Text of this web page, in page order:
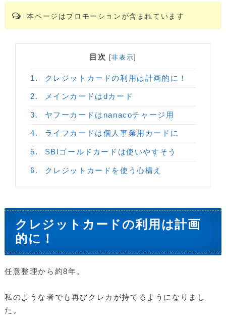
本ページはプロモーションが含まれています
目次 [非表示]
1. クレジットカードの利用は計画的に！
2. メインカードはdカード
3. ヤフーカードはnanacoチャージ用
4. ライフカードは個人事業用カードに
5. SBIゴールドカードは使いやすそう
6. クレジットカードを使う心構え
クレジットカードの利用は計画
的に！
任意整理から約8年。
私のような者でも再びクレカが持てるようになりまし
た。